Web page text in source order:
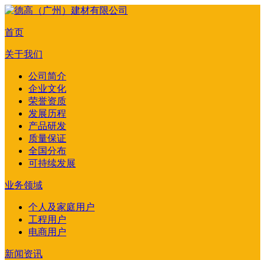
首页
关于我们
公司简介
企业文化
荣誉资质
发展历程
产品研发
质量保证
全国分布
可持续发展
业务领域
个人及家庭用户
工程用户
电商用户
新闻资讯